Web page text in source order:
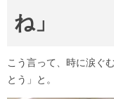
ね」
こう言って、時に涙ぐ
とう」と。